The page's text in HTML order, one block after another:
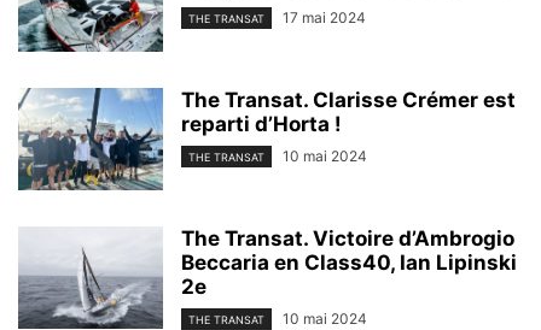
THE TRANSAT 17 mai 2024
The Transat. Clarisse Crémer est
reparti d’Horta !
THE TRANSAT 10 mai 2024
The Transat. Victoire d’Ambrogio
Beccaria en Class40, Ian Lipinski
2e
THE TRANSAT 10 mai 2024